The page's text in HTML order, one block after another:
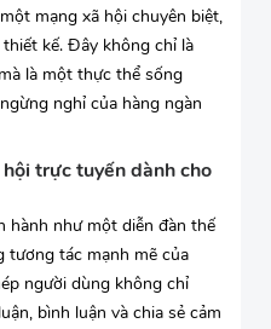
mạng xã hội chuyên biệt,
kế. Đây không chỉ là
là một thực thể sống
nghỉ của hàng ngàn
trực tuyến dành cho
hành như một diễn đàn thế
tương tác mạnh mẽ của
người dùng không chỉ
bình luận và chia sẻ cảm